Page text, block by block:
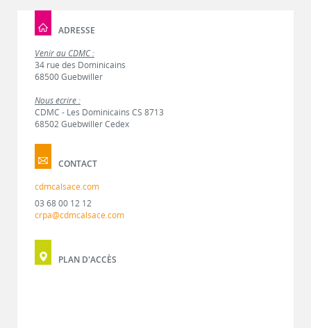
ADRESSE
Venir au CDMC :
34 rue des Dominicains
68500 Guebwiller
Nous écrire :
CDMC - Les Dominicains CS 8713
68502 Guebwiller Cedex
CONTACT
cdmcalsace.com
03 68 00 12 12
crpa@cdmcalsace.com
PLAN D'ACCÈS